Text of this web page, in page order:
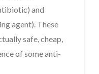
and
agent). These
safe, cheap,
of some anti-